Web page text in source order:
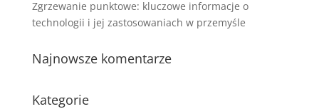
Zgrzewanie punktowe: kluczowe informacje o
technologii i jej zastosowaniach w przemyśle
Najnowsze komentarze
Kategorie